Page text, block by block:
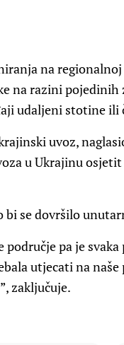
na
na razini pojedinih
udaljeni stotine ili
uvoz,
u Ukrajinu osjetit
se dovršilo
pa je
utjecati na
zaključuje.